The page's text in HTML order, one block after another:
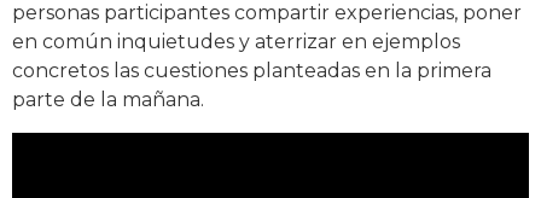
personas participantes compartir experiencias, poner
en común inquietudes y aterrizar en ejemplos
concretos las cuestiones planteadas en la primera
parte de la mañana.